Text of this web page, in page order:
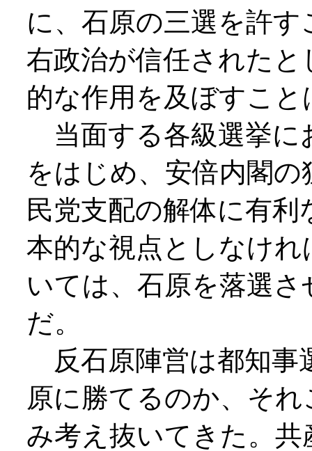
に、石原の三選を許
右政治が信任された
的な作用を及ぼすこ
当面する各級選挙に
をはじめ、安倍内閣
民党支配の解体に有
本的な視点としなけ
いては、石原を落選
だ。
反石原陣営は都知事
原に勝てるのか、そ
み考え抜いてきた。